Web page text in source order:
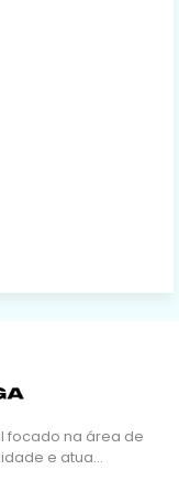
focado na área de
e atua…